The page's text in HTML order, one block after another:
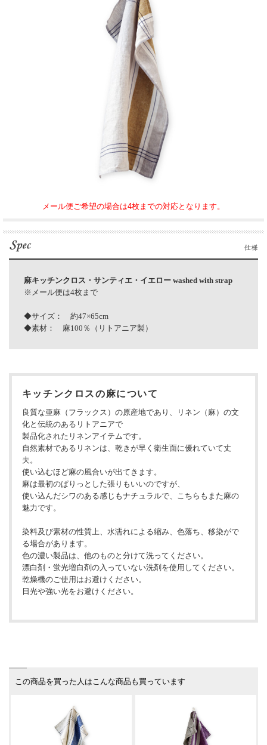
メール便ご希望の場合は4枚までの対応となります。
麻キッチンクロス・サンティエ・イエロー washed with strap
※メール便は4枚まで
◆サイズ： 約47×65cm
◆素材： 麻100％（リトアニア製）
キッチンクロスの麻について
良質な亜麻（フラックス）の原産地であり、リネン（麻）の文
化と伝統のあるリトアニアで
製品化されたリネンアイテムです。
自然素材であるリネンは、乾きが早く衛生面に優れていて丈
夫。
使い込むほど麻の風合いが出てきます。
麻は最初のぱりっとした張りもいいのですが、
使い込んだシワのある感じもナチュラルで、こちらもまた麻の
魅力です。
染料及び素材の性質上、水濡れによる縮み、色落ち、移染がで
る場合があります。
色の濃い製品は、他のものと分けて洗ってください。
漂白剤・蛍光増白剤の入っていない洗剤を使用してください。
乾燥機のご使用はお避けください。
日光や強い光をお避けください。
この商品を買った人はこんな商品も買っています